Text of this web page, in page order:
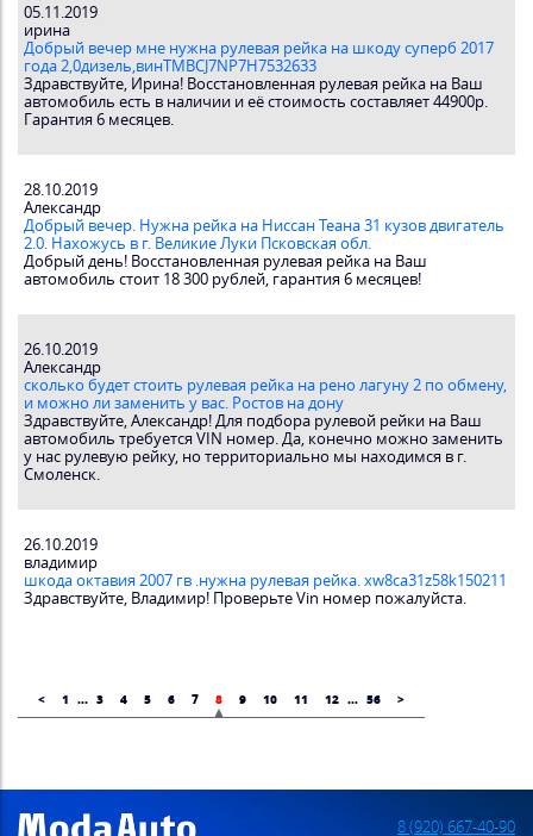
05.11.2019
ирина
Добрый вечер мне нужна рулевая рейка на шкоду суперб 2017
года 2,0дизель,винTMBCJ7NP7H7532633
Здравствуйте, Ирина! Восстановленная рулевая рейка на Ваш
автомобиль есть в наличии и её стоимость составляет 44900р.
Гарантия 6 месяцев.
28.10.2019
Александр
Добрый вечер. Нужна рейка на Ниссан Теана 31 кузов двигатель
2.0. Нахожусь в г. Великие Луки Псковская обл.
Добрый день! Восстановленная рулевая рейка на Ваш
автомобиль стоит 18 300 рублей, гарантия 6 месяцев!
26.10.2019
Александр
сколько будет стоить рулевая рейка на рено лагуну 2 по обмену,
и можно ли заменить у вас. Ростов на дону
Здравствуйте, Александр! Для подбора рулевой рейки на Ваш
автомобиль требуется VIN номер. Да, конечно можно заменить
у нас рулевую рейку, но территориально мы находимся в г.
Смоленск.
26.10.2019
владимир
шкода октавия 2007 гв .нужна рулевая рейка. xw8ca31z58k150211
Здравствуйте, Владимир! Проверьте Vin номер пожалуйста.
< 1 ... 3 4 5 6 7 8 9 10 11 12 ... 56 >
8 (920) 667-40-90